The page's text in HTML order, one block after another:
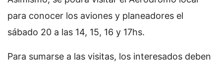
para conocer los aviones y planeadores el
sábado 20 a las 14, 15, 16 y 17hs.
Para sumarse a las visitas, los interesados deben